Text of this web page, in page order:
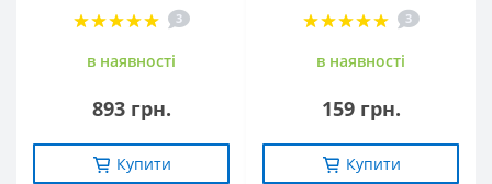
3
в наявностi
893 грн.
Купити
3
в наявностi
159 грн.
Купити